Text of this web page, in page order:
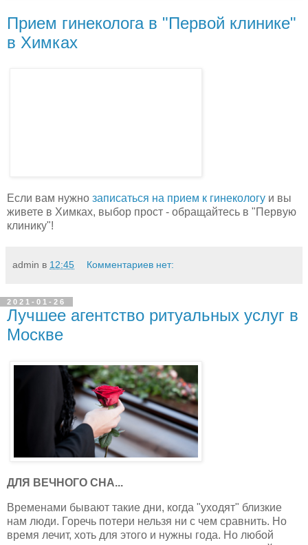
Прием гинеколога в "Первой клинике"
в Химках
Если вам нужно записаться на прием к гинекологу и вы
живете в Химках, выбор прост - обращайтесь в "Первую
клинику"!
admin в 12:45 Комментариев нет:
2021-01-26
Лучшее агентство ритуальных услуг в
Москве
ДЛЯ ВЕЧНОГО СНА...
Временами бывают такие дни, когда "уходят" близкие
нам люди. Горечь потери нельзя ни с чем сравнить. Но
время лечит, хоть для этого и нужны года. Но любой